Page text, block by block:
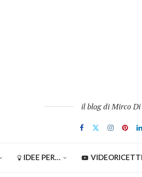
il blog di Mirco
IDEE PER…